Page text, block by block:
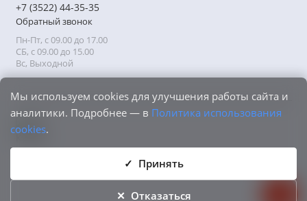
Мы используем cookies для улучшения работы сайта и
аналитики. Подробнее — в Политика использования
cookies.
Принять
Отказаться
+7 (3522) 44-35-35
Обратный звонок
Пн-Пт, с 09.00 до 17.00
СБ, с 09.00 до 15.00
Вс, Выходной